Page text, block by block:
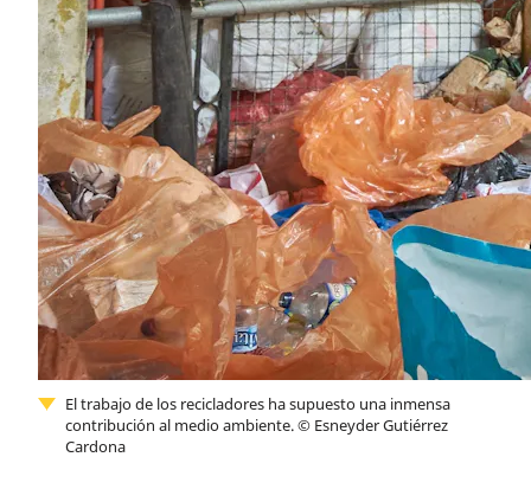
El trabajo de los recicladores ha supuesto una inmensa
contribución al medio ambiente.© Esneyder Gutiérrez
Cardona